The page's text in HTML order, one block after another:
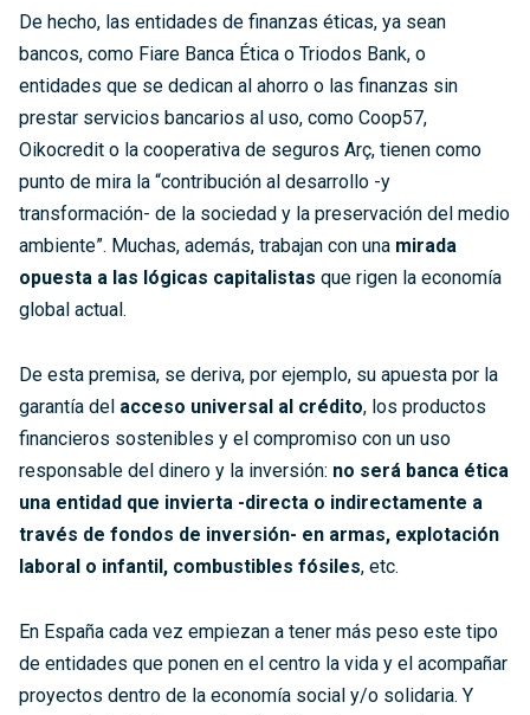
De hecho, las entidades de finanzas éticas, ya sean
bancos, como Fiare Banca Ética o Triodos Bank, o
entidades que se dedican al ahorro o las finanzas sin
prestar servicios bancarios al uso, como Coop57,
Oikocredit o la cooperativa de seguros Arç, tienen como
punto de mira la “contribución al desarrollo -y
transformación- de la sociedad y la preservación del medio
ambiente”. Muchas, además, trabajan con una mirada
opuesta a las lógicas capitalistas que rigen la economía
global actual.
De esta premisa, se deriva, por ejemplo, su apuesta por la
garantía del acceso universal al crédito, los productos
financieros sostenibles y el compromiso con un uso
responsable del dinero y la inversión: no será banca ética
una entidad que invierta -directa o indirectamente a
través de fondos de inversión- en armas, explotación
laboral o infantil, combustibles fósiles, etc.
En España cada vez empiezan a tener más peso este tipo
de entidades que ponen en el centro la vida y el acompañar
proyectos dentro de la economía social y/o solidaria. Y